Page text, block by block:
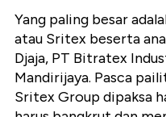
Yang paling besar
atau Sritex beserta
Djaja, PT Bitratex
Mandirijaya. Pasca
Sritex Group dipaksa